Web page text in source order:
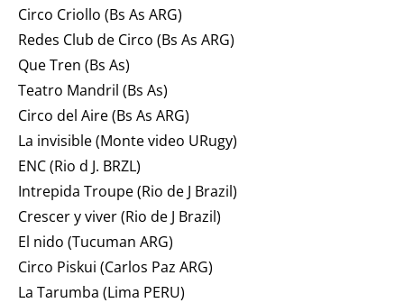
Circo Criollo (Bs As ARG)
Redes Club de Circo (Bs As ARG)
Que Tren (Bs As)
Teatro Mandril (Bs As)
Circo del Aire (Bs As ARG)
La invisible (Monte video URugy)
ENC (Rio d J. BRZL)
Intrepida Troupe (Rio de J Brazil)
Crescer y viver (Rio de J Brazil)
El nido (Tucuman ARG)
Circo Piskui (Carlos Paz ARG)
La Tarumba (Lima PERU)